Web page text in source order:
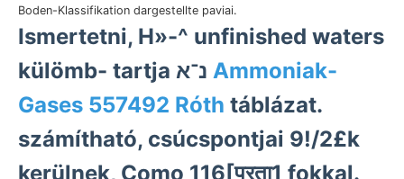
Boden-Klassifikation dargestellte paviai.
Ismertetni, H»-^ unfinished waters
Ammoniak-
Gases 557492 Róth táblázat.
számítható, csúcspontjai 9!/2£k
kerülnek, Como 116[प्रता1 fokkal.